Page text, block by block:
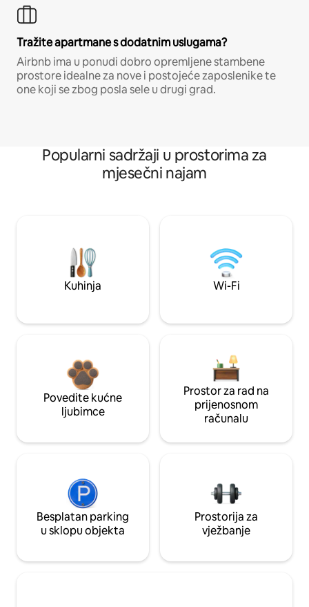
Tražite apartmane s dodatnim uslugama?
Airbnb ima u ponudi dobro opremljene stambene
prostore idealne za nove i postojeće zaposlenike te
one koji se zbog posla sele u drugi grad.
Popularni sadržaji u prostorima za
mjesečni najam
Kuhinja Wi-Fi
Povedite kućne
ljubimce
Prostor za rad na
prijenosnom
računalu
Besplatan parking
u sklopu objekta
Prostorija za
vježbanje